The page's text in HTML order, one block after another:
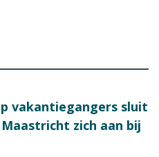
vakantiegangers sluit
zich aan bij